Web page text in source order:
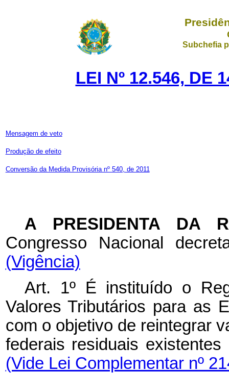
Subchefia
LEI Nº 12.546, DE
Mensagem de veto
Produção de efeito
Conversão da Medida Provisória nº 540, de 2011
A PRESIDENTA DA
Congresso Nacional
(Vigência)
Art. 1º É instituído o
Valores Tributários para as
com o objetivo de reintegrar
federais residuais
(Vide Lei Complementar nº